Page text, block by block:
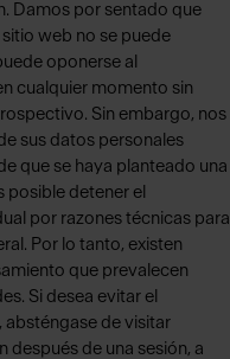
Damos por sentado que
web no se puede
oponerse al
cualquier momento sin
Sin embargo, nos
sus datos personales
que se haya planteado una
posible detener el
por razones técnicas para
Por lo tanto, existen
que prevalecen
Si desea evitar el
de visitar
después de una sesión, a